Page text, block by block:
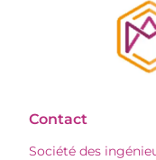
Contact
Société des